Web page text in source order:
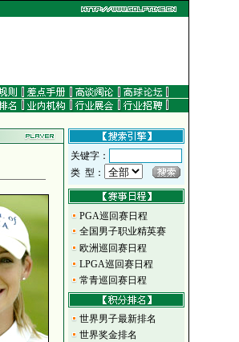
关键字：
类 型：
PGA巡回赛日程
全国男子职业精英赛
欧洲巡回赛日程
LPGA巡回赛日程
常青巡回赛日程
世界男子最新排名
世界奖金排名